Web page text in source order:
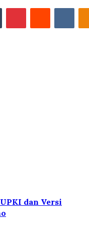
TumblrPinterestReddit
dan Versi